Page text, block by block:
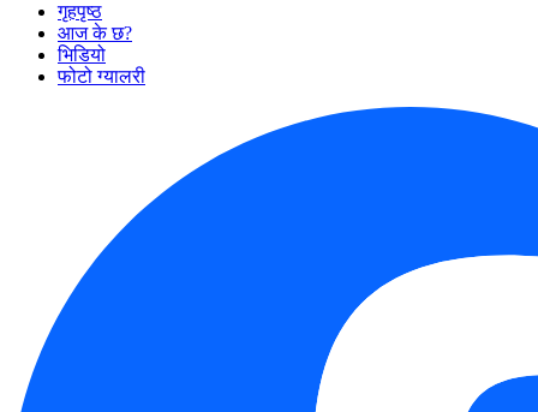
गृहपृष्ठ
आज के छ?
भिडियो
फोटो ग्यालरी